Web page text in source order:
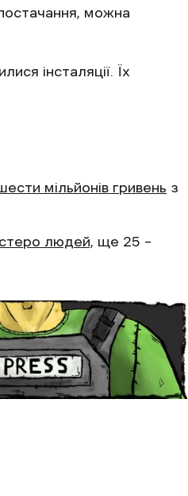
можна
інсталяції. Їх
мільйонів гривень з
людей, ще 25 –